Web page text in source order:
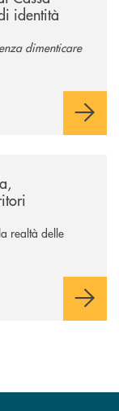
identità
dimenticare
realtà delle